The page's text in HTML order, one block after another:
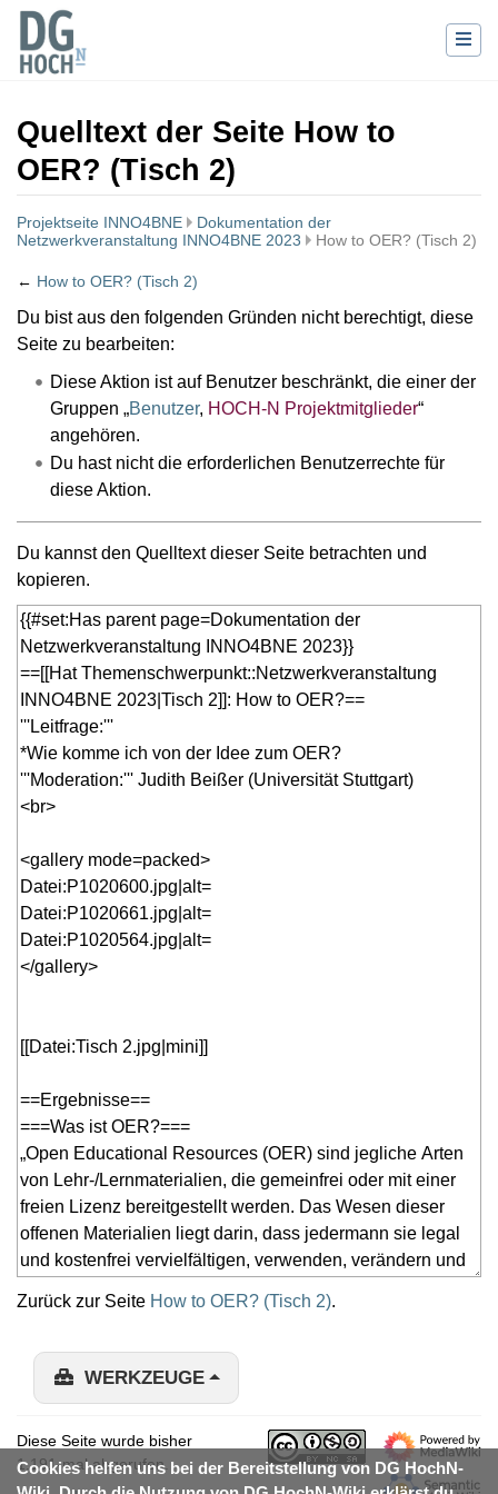
Quelltext der Seite How to
OER? (Tisch 2)
Projektseite INNO4BNE
Dokumentation der
Netzwerkveranstaltung INNO4BNE 2023
How to OER? (Tisch 2)
← How to OER? (Tisch 2)
Wechseln zu: Navigation Suche
Du bist aus den folgenden Gründen nicht berechtigt, diese
Seite zu bearbeiten:
Diese Aktion ist auf Benutzer beschränkt, die einer der
Gruppen „Benutzer, HOCH-N Projektmitglieder“
angehören.
Du hast nicht die erforderlichen Benutzerrechte für
diese Aktion.
Du kannst den Quelltext dieser Seite betrachten und
kopieren.
Zurück zur Seite How to OER? (Tisch 2).
Cookies helfen uns bei der Bereitstellung von DG HochN-
WERKZEUGE
Diese Seite wurde bisher
1.191-mal abgerufen.